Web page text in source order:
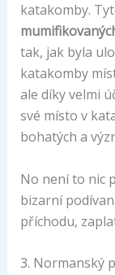
katakomby.
tak, jak byla
katakomby
ale díky velmi
své místo v
bohatých a
No není to nic
bizarní
příchodu,
3. Normanský